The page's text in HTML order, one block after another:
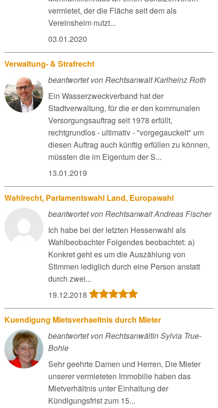
vermietet, der die Fläche seit dem als
Vereinsheim nutzt...
03.01.2020
Verwaltung- & Strafrecht
beantwortet von Rechtsanwalt Karlheinz Roth
Ein Wasserzweckverband hat der
Stadtverwaltung, für die er den kommunalen
Versorgungsauftrag seit 1978 erfüllt,
rechtgrundlos - ultimativ - "vorgegauckelt" um
diesen Auftrag auch künftig erfüllen zu können,
müssten die im Eigentum der S...
13.01.2019
Wahlrecht, Parlamentswahl Land, Europawahl
beantwortet von Rechtsanwalt Andreas Fischer
Ich habe bei der letzten Hessenwahl als
Wahlbeobachter Folgendes beobachtet: a)
Konkret geht es um die Auszählung von
Stimmen lediglich durch eine Person anstatt
durch zwei...
19.12.2018
Kuendigung Mietsverhaeltnis durch Mieter
beantwortet von Rechtsanwältin Sylvia True-
Bohle
Sehr geehrte Damen und Herren, Die Mieter
unserer vermieteten Immobilie haben das
Mietverhältnis unter Einhaltung der
Kündigungsfrist zum 15...